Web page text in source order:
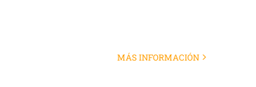
MÁS INFORMACIÓN